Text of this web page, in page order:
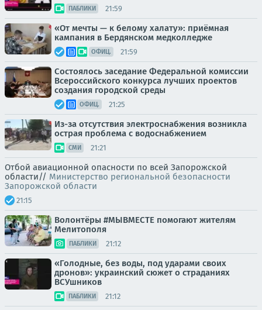
ПАБЛИКИ 21:59
«От мечты — к белому халату»: приёмная
кампания в Бердянском медколледже
ОФИЦ. 21:59
Состоялось заседание Федеральной комиссии
Всероссийского конкурса лучших проектов
создания городской среды
ОФИЦ. 21:25
Из-за отсутствия электроснабжения возникла
острая проблема с водоснабжением
СМИ 21:21
Отбой авиационной опасности по всей Запорожской
области// Министерство региональной безопасности
Запорожской области
21:15
Волонтёры #МЫВМЕСТЕ помогают жителям
Мелитополя
ПАБЛИКИ 21:12
«Голодные, без воды, под ударами своих
дронов»: украинский сюжет о страданиях
ВСУшников
ПАБЛИКИ 21:12